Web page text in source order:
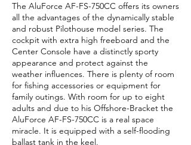
The AluForce AF-FS-750CC offers its owners
all the advantages of the dynamically stable
and robust Pilothouse model series. The
cockpit with extra high freeboard and the
Center Console have a distinctly sporty
appearance and protect against the
weather influences. There is plenty of room
for fishing accessories or equipment for
family outings. With room for up to eight
adults and due to his Offshore-Bracket the
AluForce AF-FS-750CC is a real space
miracle. It is equipped with a self-flooding
ballast tank in the keel.